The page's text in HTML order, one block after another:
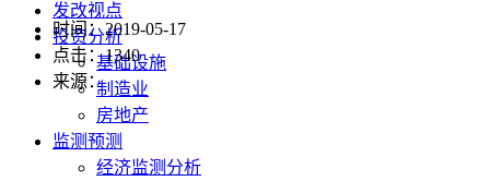
发改视点
投资分析
基础设施
制造业
房地产
监测预测
经济监测分析
时间：2019-05-17
点击：1340
来源：